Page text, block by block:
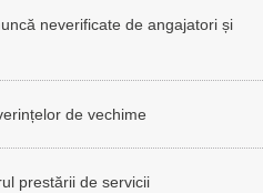
neverificate de angajatori și
de vechime
prestării de servicii